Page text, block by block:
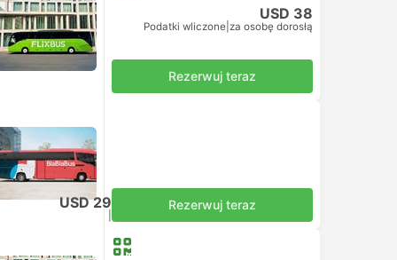
USD 38
Podatki wliczone za osobę dorosłą
Rezerwuj teraz
USD 29 Rezerwuj teraz